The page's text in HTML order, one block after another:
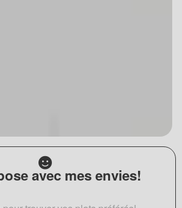
avec mes envies!